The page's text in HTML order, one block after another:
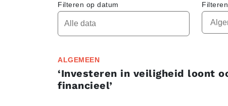
Filteren op datum
ALGEMEEN
‘Investeren in veiligheid loont
financieel’